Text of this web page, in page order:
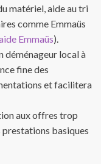
matériel, aide au tri
comme Emmaüs
Emmaüs).
déménageur local à
fine des
et facilitera
aux offres trop
prestations basiques